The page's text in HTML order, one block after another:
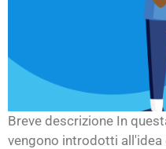
Breve descrizione In
vengono introdotti all'idea